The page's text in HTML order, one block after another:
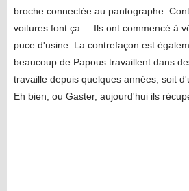
broche connectée au pantographe.
voitures font ça ... Ils ont commencé à
puce d'usine. La contrefaçon est
beaucoup de Papous travaillent dans
travaille depuis quelques années, soit
Eh bien, ou Gaster, aujourd'hui ils